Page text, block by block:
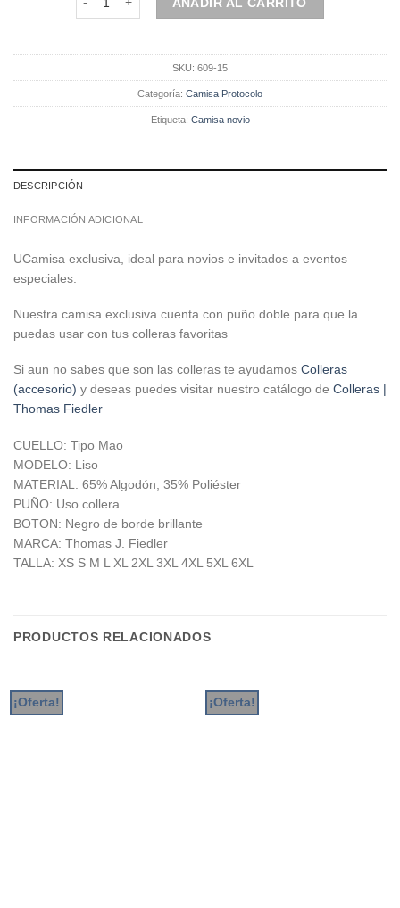
SKU: 609-15
Categoría: Camisa Protocolo
Etiqueta: Camisa novio
DESCRIPCIÓN
INFORMACIÓN ADICIONAL
UCamisa exclusiva, ideal para novios e invitados a eventos
especiales.
Nuestra camisa exclusiva cuenta con puño doble para que la
puedas usar con tus colleras favoritas
Si aun no sabes que son las colleras te ayudamos Colleras
(accesorio) y deseas puedes visitar nuestro catálogo de Colleras |
Thomas Fiedler
CUELLO: Tipo Mao
MODELO: Liso
MATERIAL: 65% Algodón, 35% Poliéster
PUÑO: Uso collera
BOTON: Negro de borde brillante
MARCA: Thomas J. Fiedler
TALLA: XS S M L XL 2XL 3XL 4XL 5XL 6XL
PRODUCTOS RELACIONADOS
¡Oferta! ¡Oferta!